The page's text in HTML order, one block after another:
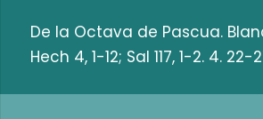
De la Octava de Pascua.
Hech 4, 1-12; Sal 117, 1-2. 4. 22-